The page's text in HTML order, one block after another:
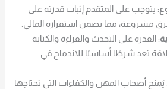
: يتوجب على المتقدم إثبات قدرته على
مما يضمن استقراره المالي.
: القدرة على التحدث والقراءة والكتابة
تعد شرطًا أساسيًا للاندماج في
: يُمنح أصحاب المهن والكفاءات التي تحتاجها